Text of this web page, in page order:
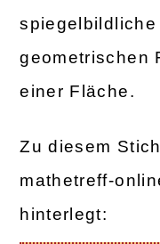
geometrischen
einer Fläche.
Zu diesem
mathetreff-
hinterlegt: